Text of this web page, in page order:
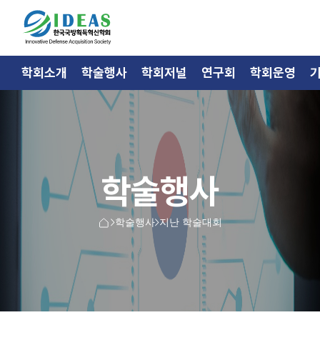
학술행사
학술행사 지난 학술대회
학회소개 학술행사 학회저널 연구회 학회운영